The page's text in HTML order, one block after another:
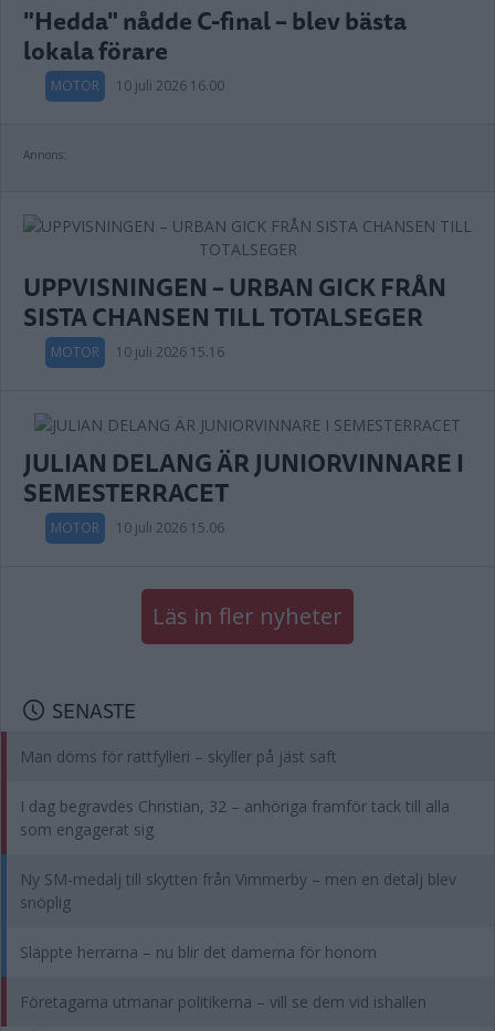
"Hedda" nådde C-final – blev bästa
lokala förare
MOTOR 10 juli 2026 16.00
Annons:
UPPVISNINGEN – URBAN GICK FRÅN
SISTA CHANSEN TILL TOTALSEGER
MOTOR 10 juli 2026 15.16
JULIAN DELANG ÄR JUNIORVINNARE I
SEMESTERRACET
MOTOR 10 juli 2026 15.06
Läs in fler nyheter
SENASTE
Man döms för rattfylleri – skyller på jäst saft
I dag begravdes Christian, 32 – anhöriga framför tack till alla
som engagerat sig
Ny SM-medalj till skytten från Vimmerby – men en detalj blev
snöplig
Släppte herrarna – nu blir det damerna för honom
Företagarna utmanar politikerna – vill se dem vid ishallen